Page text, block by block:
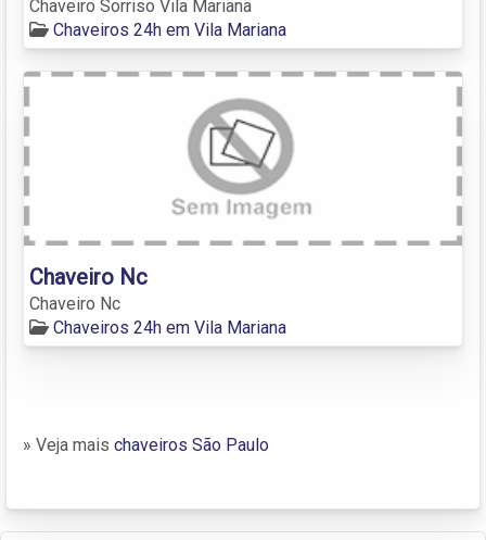
Chaveiro Sorriso Vila Mariana
Chaveiros 24h em Vila Mariana
Chaveiro Nc
Chaveiro Nc
Chaveiros 24h em Vila Mariana
» Veja mais chaveiros São Paulo